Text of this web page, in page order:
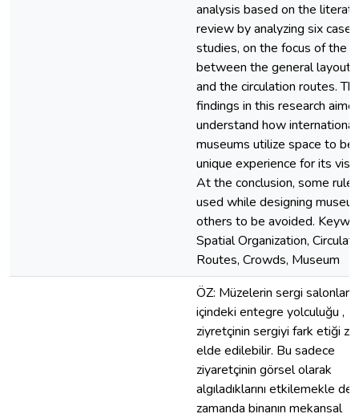
analysis based on the
review by analyzing six case
studies, on the focus of the
between the general layout
and the circulation routes.
findings in this research
understand how international
museums utilize space to be
unique experience for its
At the conclusion, some
used while designing
others to be avoided.
Spatial Organization,
Routes, Crowds, Museum
ÖZ: Müzelerin sergi salonların
içindeki entegre yolculuğu ,
ziyretçinin sergiyi fark etiği
elde edilebilir. Bu sadece
ziyaretçinin görsel olarak
algıladıklarını etkilemekle
zamanda binanın mekansal